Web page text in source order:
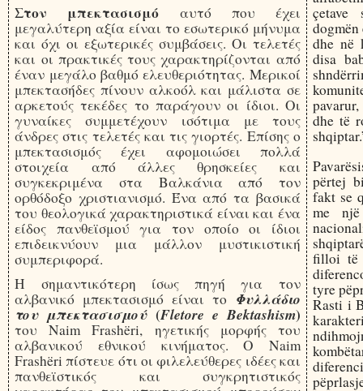
Στον μπεκτασισμό αυτό που έχει
μεγαλύτερη αξία είναι το εσωτερικό μήνυμα
και όχι οι εξωτερικές συμβάσεις. Οι τελετές
και οι πρακτικές τους χαρακτηρίζονται από
έναν μεγάλο βαθμό ελευθεριότητας. Μερικοί
μπεκτασήδες πίνουν αλκοόλ και μάλιστα σε
αρκετούς τεκέδες το παράγουν οι ίδιοι. Οι
γυναίκες συμμετέχουν ισότιμα με τους
άνδρες στις τελετές και τις γιορτές. Επίσης ο
μπεκτασισμός έχει αφομοιώσει πολλά
στοιχεία από άλλες θρησκείες και
συγκεκριμένα στα Βαλκάνια από τον
ορθόδοξο χριστιανισμό. Ένα από τα βασικά
του θεολογικά χαρακτηριστικά είναι και ένα
είδος πανθεϊσμού για τον οποίο οι ίδιοι
επιδεικνύουν μια μάλλον μυστικιστική
συμπεριφορά.
Η σημαντικότερη ίσως πηγή για τον
αλβανικό μπεκτασισμό είναι το Φυλλάδιο
του μπεκτασισμού(Fletore e Bektashism)
του Naim Frashëri, ηγετικής μορφής του
αλβανικού εθνικού κινήματος. Ο Naim
Frashëri πίστευε ότι οι φιλελεύθερες ιδέες και
πανθεϊστικός και συγκρητιστικός
çetave
dhe në
disa
dhe të
përtej
fakt se
me
filloi të
tyre
Rasti i